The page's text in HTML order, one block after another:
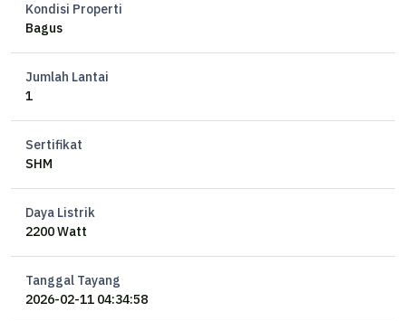
Kondisi Properti
Bagus
Jumlah Lantai
1
Sertifikat
SHM
Daya Listrik
2200 Watt
Tanggal Tayang
2026-02-11 04:34:58